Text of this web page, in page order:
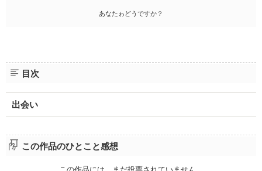
あなたゎどうですか？
目次
出会い
この作品のひとこと感想